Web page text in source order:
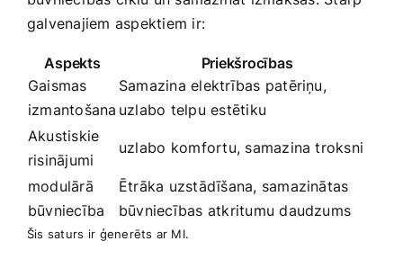
galvenajiem aspektiem ir:
Aspekts
Priekšrocības
Gaismas
izmantošana
Samazina elektrības patēriņu,
uzlabo ‍telpu estētiku
Akustiskie‍
risinājumi
uzlabo⁣ komfortu, samazina troksni
modulārā
būvniecība
Ētrāka uzstādīšana, samazinātas ​
būvniecības ‍atkritumu daudzums
Šis‍ saturs⁣ ir ģenerēts ar MI.